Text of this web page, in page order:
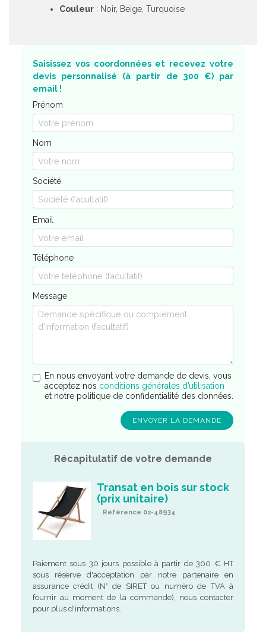
Couleur : Noir, Beige, Turquoise
Saisissez vos coordonnées et recevez votre
devis personnalisé (à partir de 300 €) par
email !
Prénom
Nom
Société
Email
Téléphone
Message
En nous envoyant votre demande de devis, vous
acceptez nos conditions générales d’utilisation
et notre politique de confidentialité des données.
Récapitulatif de votre demande
Transat en bois sur stock
(prix unitaire)
Référence 02-48934
Paiement sous 30 jours possible à partir de 300 € HT
sous réserve d'acceptation par notre partenaire en
assurance crédit (N° de SIRET ou numéro de TVA à
fournir au moment de la commande), nous contacter
pour plus d'informations.